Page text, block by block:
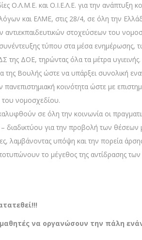
Ο.Λ.Μ.Ε. και Ο.Ι.Ε.Λ.Ε. για την
και ΕΛΜΕ, στις 28/4, σε όλη την
αντιεκπαιδευτικών στοχεύσεων του
τύπου στα μέσα
της ΔΟΕ, τηρώντας όλα τα μέτρα υγιεινής.
Βουλής ώστε να υπάρξει συνολική
πανεπιστημιακή κοινότητα ώστε με
του νομοσχεδίου.
σε όλη την κοινωνία οι
για την προβολή των θέσεων
λαμβάνοντας υπόψη και την πορεία
το μέγεθος της αντίδρασης των
να οργανώσουν την πάλη